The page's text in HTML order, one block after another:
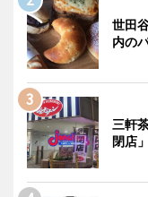
世田
内の
三軒
閉店」